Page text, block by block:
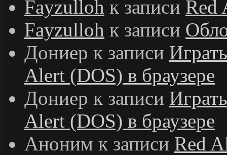
Fayzulloh к записи Red
Fayzulloh к записи
Дониер к записи
Alert (DOS) в браузере
Дониер к записи
Alert (DOS) в браузере
Аноним к записи Red